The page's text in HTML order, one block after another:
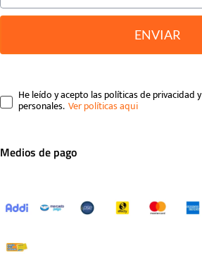
ENVIAR
He leído y acepto las políticas de
personales.
Medios de pago